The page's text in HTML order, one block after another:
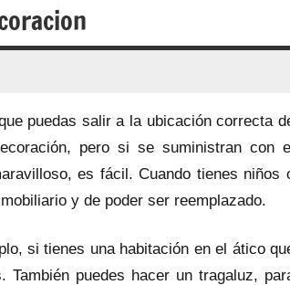
puedas salir a la ubicación correcta
pero si se suministran con
es fácil. Cuando tienes niños
y de poder ser reemplazado.
si tienes una habitación en el ático
puedes hacer un tragaluz,